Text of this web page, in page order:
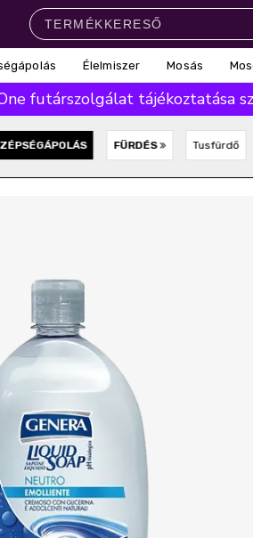
Élelmiszer Mosás
futárszolgálat tájékoztatása
FÜRDÉS Tusfürdő